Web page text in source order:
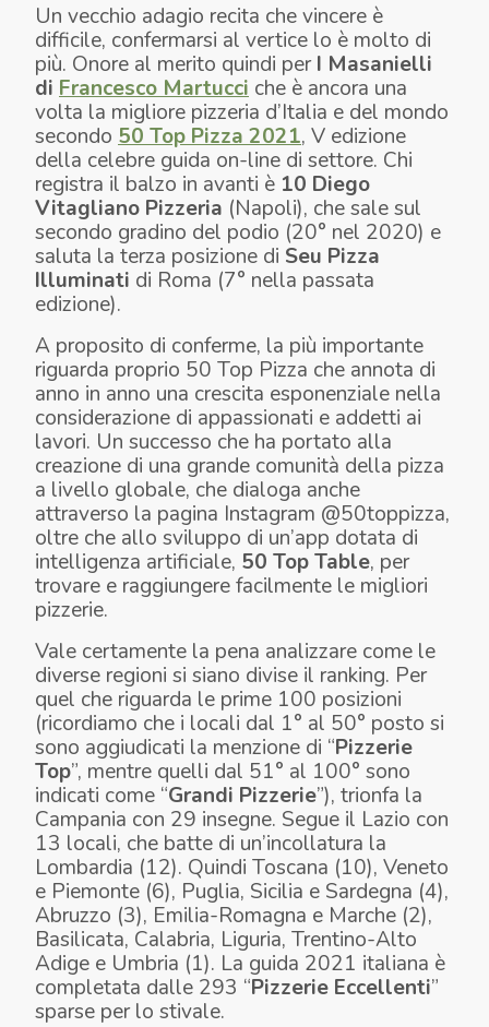
Un vecchio adagio recita che vincere è
difficile, confermarsi al vertice lo è molto di
più. Onore al merito quindi perI Masanielli
di Francesco Martucci che è ancora una
volta la migliore pizzeria d’Italia e del mondo
secondo 50 Top Pizza 2021, V edizione
della celebre guida on-line di settore. Chi
registra il balzo in avanti è 10 Diego
Vitagliano Pizzeria (Napoli), che sale sul
secondo gradino del podio (20° nel 2020) e
saluta la terza posizione di Seu Pizza
Illuminati di Roma (7° nella passata
edizione).
A proposito di conferme, la più importante
riguarda proprio 50 Top Pizza che annota di
anno in anno una crescita esponenziale nella
considerazione di appassionati e addetti ai
lavori. Un successo che ha portato alla
creazione di una grande comunità della pizza
a livello globale, che dialoga anche
attraverso la pagina Instagram @50toppizza,
oltre che allo sviluppo di un’app dotata di
intelligenza artificiale, 50 TopTable, per
trovare e raggiungere facilmente le migliori
pizzerie.
Vale certamente la pena analizzare come le
diverse regioni si siano divise il ranking. Per
quel che riguarda le prime 100 posizioni
(ricordiamo che i locali dal 1° al 50° posto si
sono aggiudicati la menzione di “Pizzerie
Top”, mentre quelli dal 51° al 100° sono
indicati come “Grandi Pizzerie”), trionfa la
Campania con 29 insegne. Segue il Lazio con
13 locali, che batte di un’incollatura la
Lombardia (12). Quindi Toscana (10), Veneto
e Piemonte (6), Puglia, Sicilia e Sardegna (4),
Abruzzo (3), Emilia-Romagna e Marche (2),
Basilicata, Calabria, Liguria, Trentino-Alto
Adige e Umbria (1). La guida 2021 italiana è
completata dalle 293 “Pizzerie Eccellenti”
sparse per lo stivale.